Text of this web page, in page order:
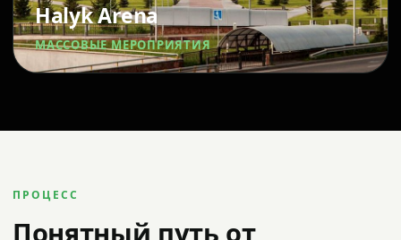
Halyk Arena
МАССОВЫЕ МЕРОПРИЯТИЯ
ПРОЦЕСС
Понятный путь от